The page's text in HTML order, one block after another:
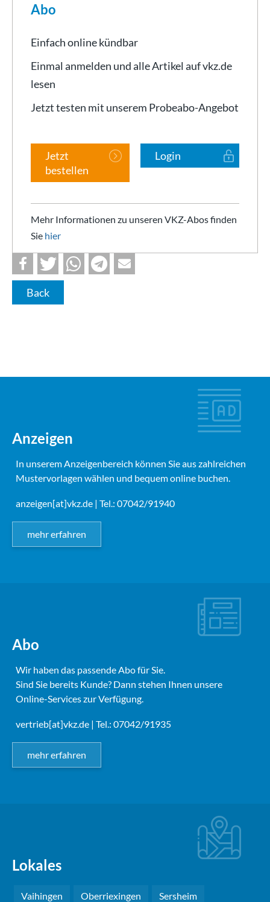
Abo
Einfach online kündbar
Einmal anmelden und alle Artikel auf vkz.de
lesen
Jetzt testen mit unserem Probeabo-Angebot
Jetzt
bestellen
Login
Mehr Informationen zu unseren VKZ-Abos finden
Sie hier
Back
Anzeigen
In unserem Anzeigenbereich können Sie aus zahlreichen
Mustervorlagen wählen und bequem online buchen.
anzeigen[at]vkz.de | Tel.: 07042/91940
mehr erfahren
Abo
Wir haben das passende Abo für Sie.
Sind Sie bereits Kunde? Dann stehen Ihnen unsere
Online-Services zur Verfügung.
vertrieb[at]vkz.de | Tel.: 07042/91935
mehr erfahren
Lokales
Vaihingen Oberriexingen Sersheim